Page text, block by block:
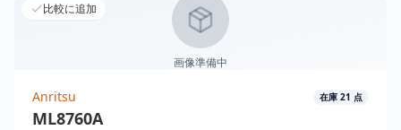
比較に追加
画像準備中
Anritsu 在庫 21 点
ML8760A